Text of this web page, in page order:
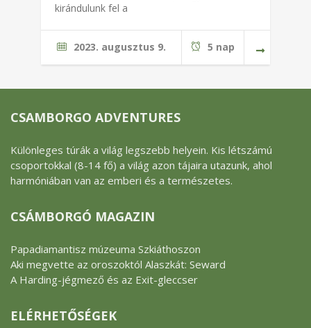
kirándulunk fel a
2023. augusztus 9. 5 nap
CSAMBORGO ADVENTURES
Különleges túrák a világ legszebb helyein. Kis létszámú
csoportokkal (8-14 fő) a világ azon tájaira utazunk, ahol
harmóniában van az emberi és a természetes.
CSÁMBORGÓ MAGAZIN
Papadiamantisz múzeuma Szkiáthoszon
Aki megvette az oroszoktól Alaszkát: Seward
A Harding-jégmező és az Exit-gleccser
ELÉRHETŐSÉGEK